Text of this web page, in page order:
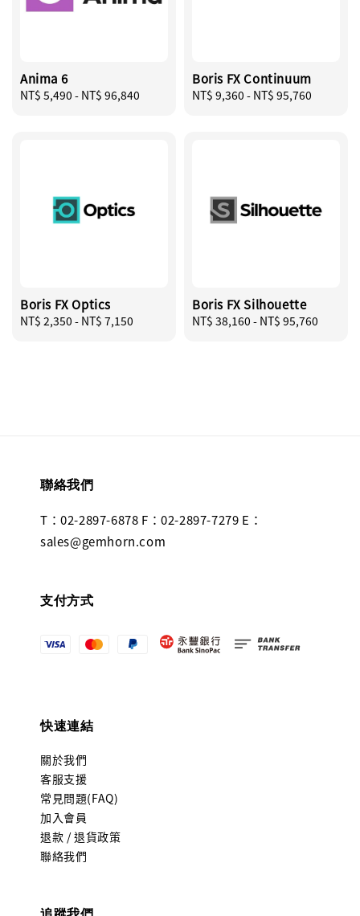
Anima 6
Regular
NT$ 5,490 - NT$ 96,840
Boris FX Continuum
Regular
NT$ 9,360 - NT$ 95,760
Boris FX Optics
Regular
NT$ 2,350 - NT$ 7,150
Boris FX Silhouette
Regular
NT$ 38,160 - NT$ 95,760
聯絡我們
T：02-2897-6878 F：02-2897-7279 E：
sales@gemhorn.com
支付方式
快速連結
關於我們
客服支援
常見問題(FAQ)
加入會員
退款 / 退貨政策
聯絡我們